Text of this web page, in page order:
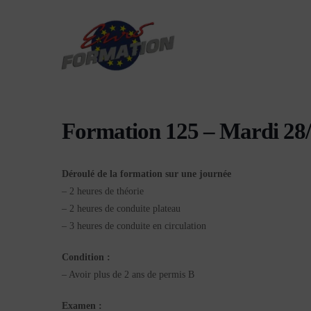
Formation 125 – Mardi
Déroulé de la formation sur une journée
– 2 heures de théorie
– 2 heures de conduite plateau
– 3 heures de conduite en circulation
Condition :
– Avoir plus de 2 ans de permis B
Examen :